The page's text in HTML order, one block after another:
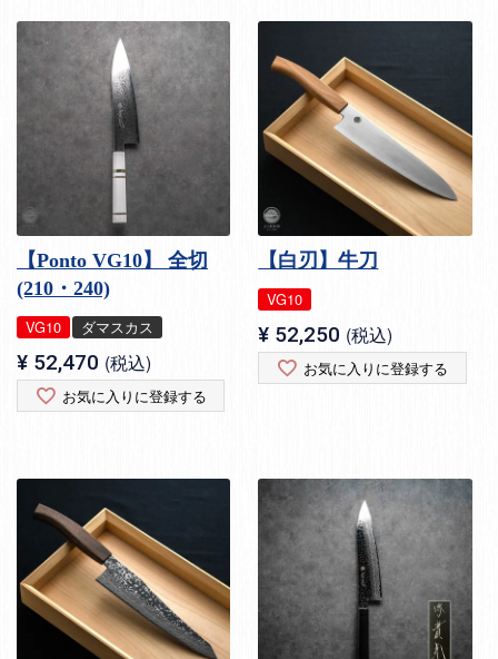
【Ponto VG10】 全切
(210・240)
VG10 ダマスカス
¥ 52,470 税込
お気に入りに登録する
【白刃】牛刀
VG10
¥ 52,250 税込
お気に入りに登録する